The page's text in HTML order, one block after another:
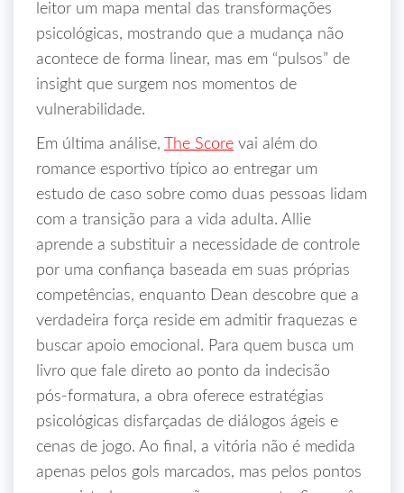
leitor um mapa mental das transformações
psicológicas, mostrando que a mudança não
acontece de forma linear, mas em “pulsos” de
insight que surgem nos momentos de
vulnerabilidade.
Em última análise, The Score vai além do
romance esportivo típico ao entregar um
estudo de caso sobre como duas pessoas lidam
com a transição para a vida adulta. Allie
aprende a substituir a necessidade de controle
por uma confiança baseada em suas próprias
competências, enquanto Dean descobre que a
verdadeira força reside em admitir fraquezas e
buscar apoio emocional. Para quem busca um
livro que fale direto ao ponto da indecisão
pós‑formatura, a obra oferece estratégias
psicológicas disfarçadas de diálogos ágeis e
cenas de jogo. Ao final, a vitória não é medida
apenas pelos gols marcados, mas pelos pontos